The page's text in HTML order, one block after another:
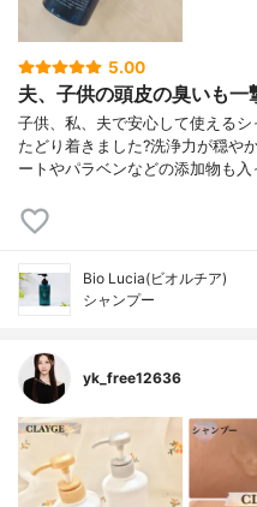
5.00
夫、子供の頭皮の臭いも一
子供、私、夫で安心して使える
たどり着きました?洗浄力が穏や
ートやパラベンなどの添加物も
Bio Lucia(ビオルチア)
シャンプー
yk_free12636